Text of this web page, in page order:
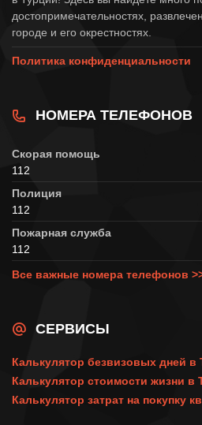
достопримечательностях,
городе и его окрестностях.
Политика конфиденциальности
НОМЕРА ТЕЛЕФОНОВ
Скорая помощь
112
Полиция
112
Пожарная служба
112
Все важные номера телефонов
СЕРВИСЫ
Калькулятор безвизовых дней в
Калькулятор стоимости жизни в
Калькулятор затрат на покупку